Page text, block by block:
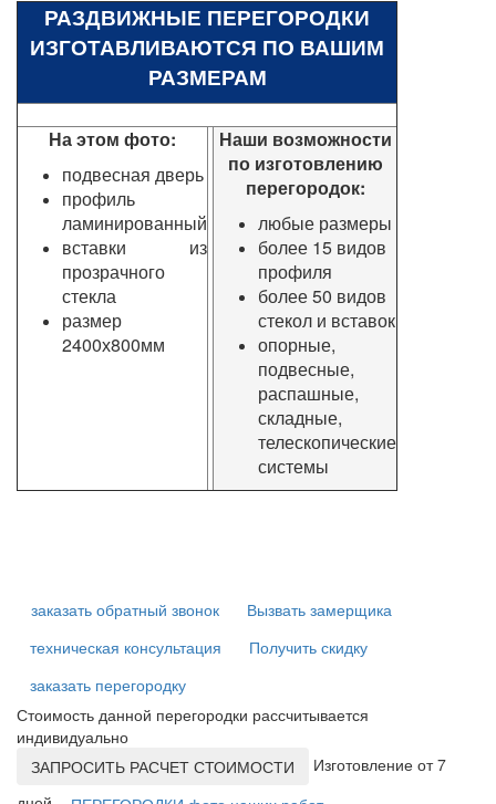
РАЗДВИЖНЫЕ ПЕРЕГОРОДКИ
ИЗГОТАВЛИВАЮТСЯ ПО ВАШИМ
РАЗМЕРАМ
На этом фото:
подвесная дверь
профиль
ламинированный
вставки из
прозрачного
стекла
размер
2400х800мм
Наши возможности
по изготовлению
перегородок:
любые размеры
более 15 видов
профиля
более 50 видов
стекол и вставок
опорные,
подвесные,
распашные,
складные,
телескопические
системы
заказать обратный звонок
Вызвать замерщика
техническая консультация
Получить скидку
заказать перегородку
Стоимость данной перегородки рассчитывается
индивидуально
ЗАПРОСИТЬ РАСЧЕТ СТОИМОСТИ
Изготовление от 7